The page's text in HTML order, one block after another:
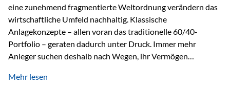
eine zunehmend fragmentierte Weltordnung verändern das
wirtschaftliche Umfeld nachhaltig. Klassische
Anlagekonzepte – allen voran das traditionelle 60/40-
Portfolio – geraten dadurch unter Druck. Immer mehr
Anleger suchen deshalb nach Wegen, ihr Vermögen
Unsicherheit abzusichern. Genau hier rücken reale und
Mehr lesen